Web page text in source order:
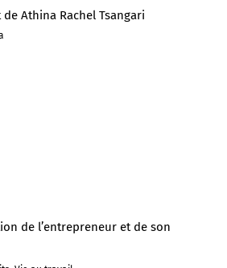
de Athina Rachel Tsangari
de l’entrepreneur et de son